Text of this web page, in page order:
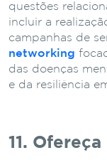
questões
incluir a
campanhas de
networking
das doenças
e da resiliência
11.